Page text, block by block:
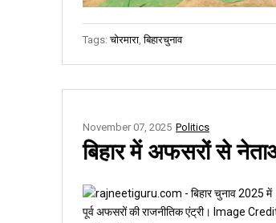
Tags:चोरमारा,बिहारचुनाव
Politics
November 07, 2025
बिहार में अफसरों से